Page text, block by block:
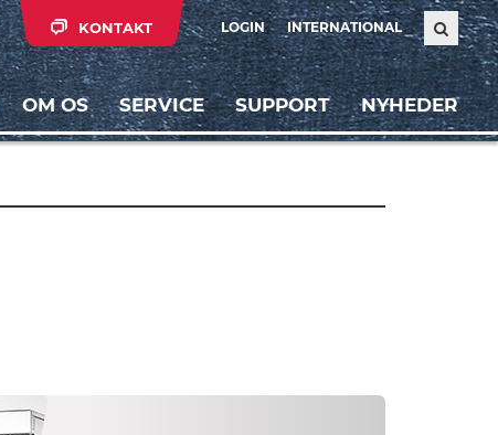
LOGIN INTERNATIONAL
KONTAKT
OM OS SERVICE SUPPORT NYHEDER